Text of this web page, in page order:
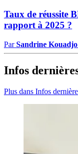
Taux de réussite
rapport à 2025 ?
ParSandrine Kouadjo
Infos
Plus dans Infos